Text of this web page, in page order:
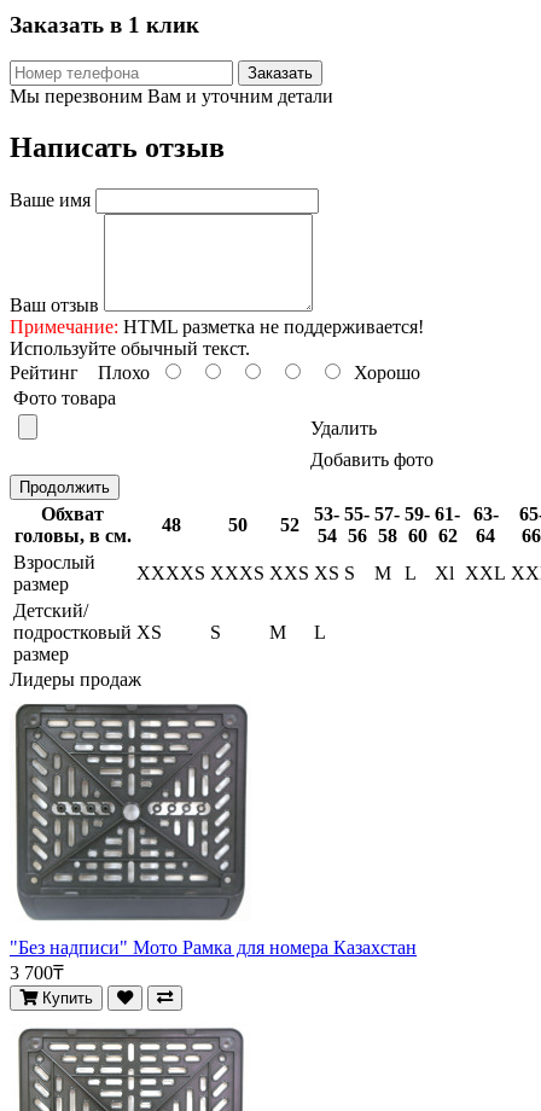
Заказать в 1 клик
Заказать
Мы перезвоним Вам и уточним детали
Написать отзыв
Ваше имя
Ваш отзыв
Примечание: HTML разметка не поддерживается!
Используйте обычный текст.
Рейтинг Плохо
Хорошо
Фото товара
Удалить
Добавить фото
Продолжить
Обхват
головы, в см.
48 50 52
53-
54
55-
56
57-
58
59-
60
61-
62
63-
64
66
Взрослый
размер
XXXXS XXXS XXS XS S M L Xl XXL
Детский/
подростковый
размер
XS S M L
Лидеры продаж
"Без надписи" Мото Рамка для номера Казахстан
3 700₸
Купить